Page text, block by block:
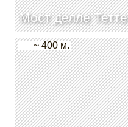
Мост делле Тетте
~ 400 м.